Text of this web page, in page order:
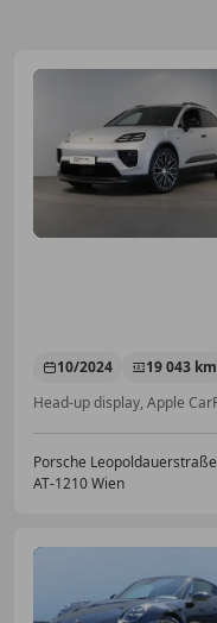
10/2024 19 043 km
Porsche Leopoldauerstraße
AT-1210 Wien